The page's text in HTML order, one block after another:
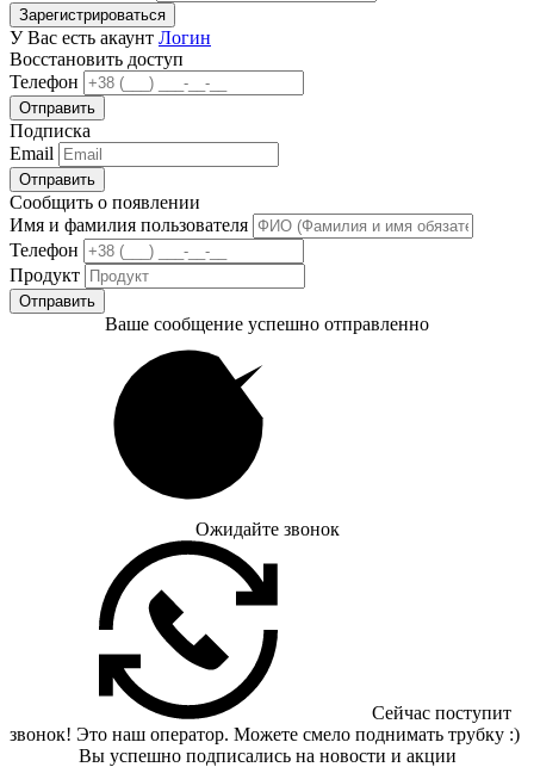
Зарегистрироваться
У Вас есть акаунт Логин
Восстановить доступ
Телефон
Отправить
Подписка
Email
Отправить
Сообщить о появлении
Имя и фамилия пользователя
Телефон
Продукт
Отправить
Ваше сообщение успешно отправленно
Ожидайте звонок
Сейчас поступит
звонок! Это наш оператор. Можете смело поднимать трубку :)
Вы успешно подписались на новости и акции